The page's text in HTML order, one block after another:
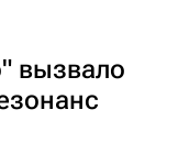
вызвало